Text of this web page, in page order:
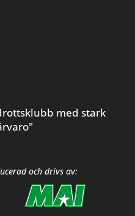
med stark
och drivs av: